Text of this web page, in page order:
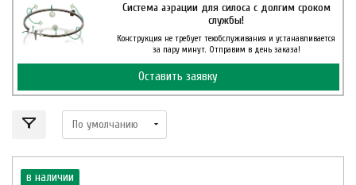
Система аэрации для силоса с долгим сроком
службы!
Конструкция не требует техобслуживания и устанавливается
за пару минут. Отправим в день заказа!
Оставить заявку
в наличии